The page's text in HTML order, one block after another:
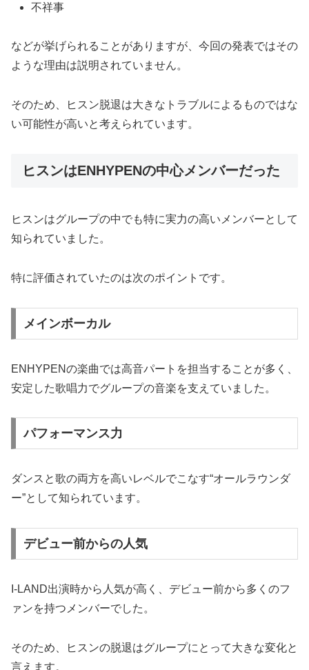
不祥事
などが挙げられることがありますが、今回の発表ではその
ような理由は説明されていません。
そのため、ヒスン脱退は大きなトラブルによるものではな
い可能性が高いと考えられています。
ヒスンはENHYPENの中心メンバーだった
ヒスンはグループの中でも特に実力の高いメンバーとして
知られていました。
特に評価されていたのは次のポイントです。
メインボーカル
ENHYPENの楽曲では高音パートを担当することが多く、
安定した歌唱力でグループの音楽を支えていました。
パフォーマンス力
ダンスと歌の両方を高いレベルでこなす“オールラウンダ
ー”として知られています。
デビュー前からの人気
I-LAND出演時から人気が高く、デビュー前から多くのフ
ァンを持つメンバーでした。
そのため、ヒスンの脱退はグループにとって大きな変化と
言えます。